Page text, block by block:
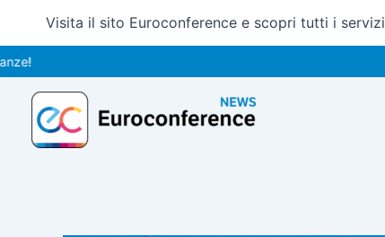
contenuto
Visita il sito Euroconference e scopri tutti i servizi